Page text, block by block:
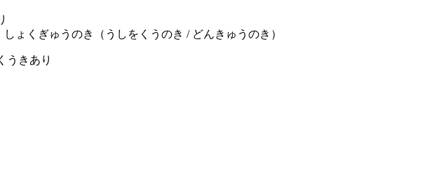
しょくぎゅうのき（うしをくうのき / どんきゅうのき）
うきあり